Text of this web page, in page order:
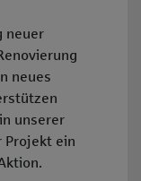
neuer
neues
unserer
Projekt ein